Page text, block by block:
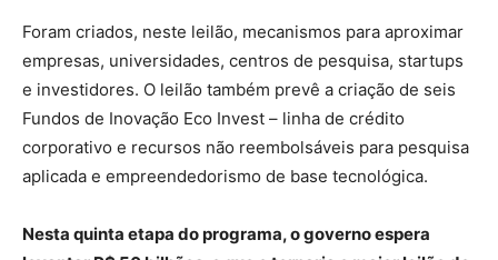
Foram criados, neste leilão, mecanismos para aproximar
empresas, universidades, centros de pesquisa, startups
e investidores. O leilão também prevê a criação de seis
Fundos de Inovação Eco Invest – linha de crédito
corporativo e recursos não reembolsáveis para pesquisa
aplicada e empreendedorismo de base tecnológica.
Nesta quinta etapa do programa, o governo espera